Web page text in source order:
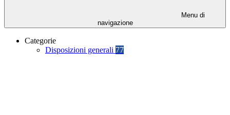
Menu di
navigazione
Categorie
Disposizioni generali 77